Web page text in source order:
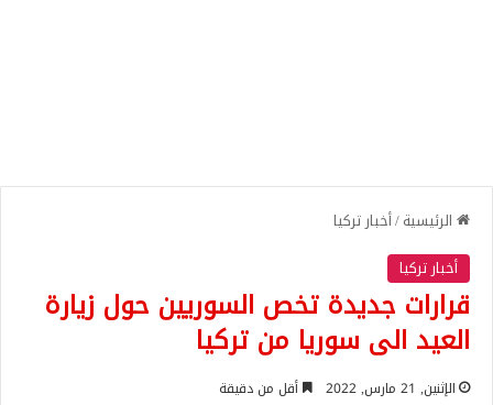
الرئيسية/أخبار تركيا
أخبار تركيا
قرارات جديدة تخص السوريين حول زيارة
العيد الى سوريا من تركيا
الإثنين, 21 مارس, 2022 أقل من دقيقة